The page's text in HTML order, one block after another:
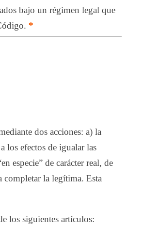
bajo un régimen legal que
*
dos acciones: a) la
los efectos de igualar las
especie” de carácter real, de
completar la legítima. Esta
los siguientes ar­tícu­los: